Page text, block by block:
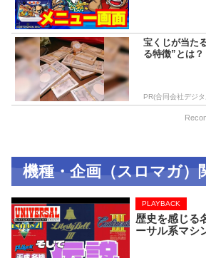
宝くじが当た
る特徴”とは？
PR(合同会社デジ
機種・企画（スロマガ）
歴史を感じる
ーサル系マシ
PLAYBACK